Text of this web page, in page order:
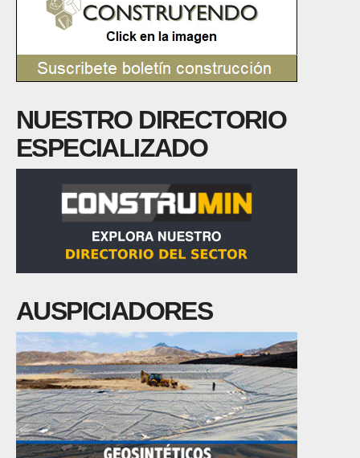
NUESTRO DIRECTORIO
ESPECIALIZADO
AUSPICIADORES